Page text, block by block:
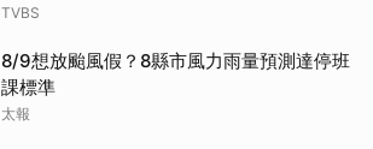
TVBS
8/9想放颱風假？8縣市風力雨量預測達停班
課標準
太報